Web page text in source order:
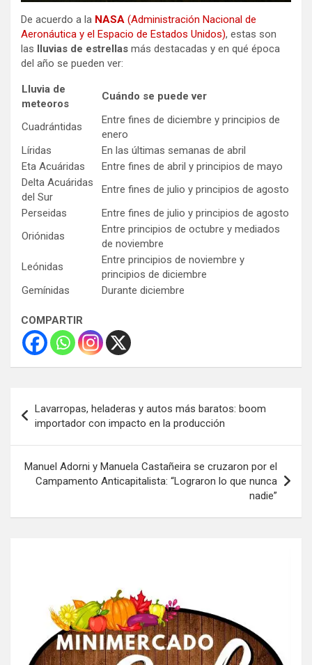
De acuerdo a la NASA (Administración Nacional de
Aeronáutica y el Espacio de Estados Unidos), estas son
las lluvias de estrellas más destacadas y en qué época
del año se pueden ver:
Lluvia de
meteoros
Cuándo se puede ver
Cuadrántidas
Entre fines de diciembre y principios de
enero
Líridas
En las últimas semanas de abril
Eta Acuáridas
Entre fines de abril y principios de mayo
Delta Acuáridas
del Sur
Entre fines de julio y principios de agosto
Perseidas
Entre fines de julio y principios de agosto
Oriónidas
Entre principios de octubre y mediados
de noviembre
Leónidas
Entre principios de noviembre y
principios de diciembre
Gemínidas
Durante diciembre
COMPARTIR
de
entradas
Lavarropas, heladeras y autos más baratos: boom
importador con impacto en la producción
Manuel Adorni y Manuela Castañeira se cruzaron por el
Campamento Anticapitalista: “Lograron lo que nunca
nadie”